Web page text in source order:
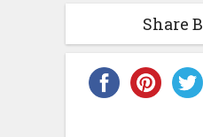
Share